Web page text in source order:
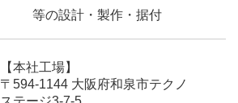
等の設計・製作・据付
【本社工場】
〒594-1144 大阪府和泉市テクノ